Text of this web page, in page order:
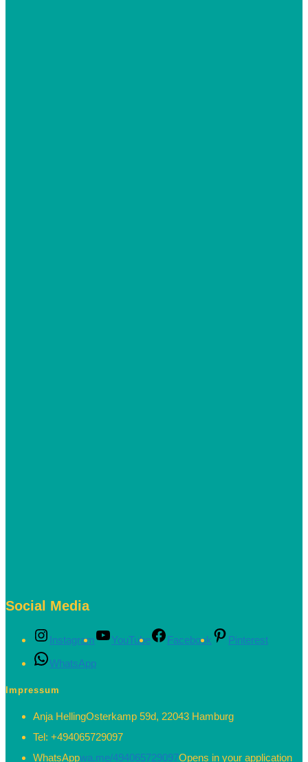
Social Media
Instagram YouTube Facebook
Pinterest
WhatsApp
Impressum
Anja HellingOsterkamp 59d, 22043 Hamburg
Tel: +494065729097
WhatsAppwa.me/494065729097Opens in your application